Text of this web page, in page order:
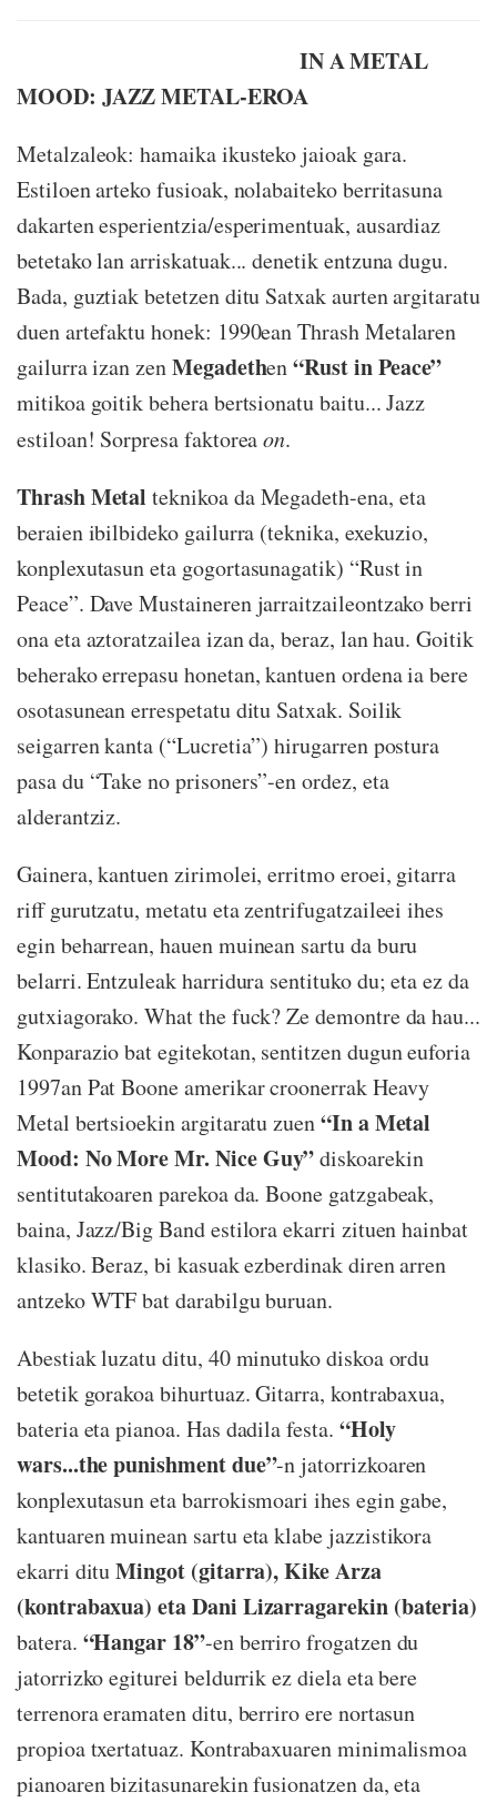
IN A METAL
MOOD: JAZZ METAL-EROA
Metalzaleok: hamaika ikusteko jaioak gara.
Estiloen arteko fusioak, nolabaiteko berritasuna
dakarten esperientzia/esperimentuak, ausardiaz
betetako lan arriskatuak... denetik entzuna dugu.
Bada, guztiak betetzen ditu Satxak aurten argitaratu
duen artefaktu honek: 1990ean Thrash Metalaren
gailurra izan zenMegadethen“Rust in Peace”
mitikoa goitik behera bertsionatu baitu... Jazz
estiloan! Sorpresa faktoreaon.
Thrash Metal teknikoa da Megadeth-ena, eta
beraien ibilbideko gailurra (teknika, exekuzio,
konplexutasun eta gogortasunagatik) “Rust in
Peace”. Dave Mustaineren jarraitzaileontzako berri
ona eta aztoratzailea izan da, beraz, lan hau. Goitik
beherako errepasu honetan, kantuen ordena ia bere
osotasunean errespetatu ditu Satxak. Soilik
seigarren kanta (“Lucretia”) hirugarren postura
pasa du “Take no prisoners”-en ordez, eta
alderantziz.
Gainera, kantuen zirimolei, erritmo eroei, gitarra
riff gurutzatu, metatu eta zentrifugatzaileei ihes
egin beharrean, hauen muinean sartu da buru
belarri. Entzuleak harridura sentituko du; eta ez da
gutxiagorako. What the fuck? Ze demontre da hau...
Konparazio bat egitekotan, sentitzen dugun euforia
1997an Pat Boone amerikar croonerrak Heavy
Metal bertsioekin argitaratu zuen“In a Metal
Mood: No More Mr. Nice Guy”diskoarekin
sentitutakoaren parekoa da. Boone gatzgabeak,
baina, Jazz/Big Band estilora ekarri zituen hainbat
klasiko. Beraz, bi kasuak ezberdinak diren arren
antzeko WTF bat darabilgu buruan.
Abestiak luzatu ditu, 40 minutuko diskoa ordu
betetik gorakoa bihurtuaz. Gitarra, kontrabaxua,
bateria eta pianoa. Has dadila festa. “Holy
wars...the punishment due”-n jatorrizkoaren
konplexutasun eta barrokismoari ihes egin gabe,
kantuaren muinean sartu eta klabe jazzistikora
ekarri dituMingot (gitarra), Kike Arza
(kontrabaxua) eta Dani Lizarragarekin (bateria)
batera. “Hangar 18”-en berriro frogatzen du
jatorrizko egiturei beldurrik ez diela eta bere
terrenora eramaten ditu, berriro ere nortasun
propioa txertatuaz. Kontrabaxuaren minimalismoa
pianoaren bizitasunarekin fusionatzen da, eta